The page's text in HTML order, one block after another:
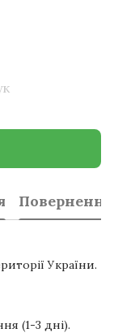
Повернення
України.
(1-3 дні).